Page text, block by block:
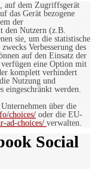
auf dem Zugriffsgerät
das Gerät bezogene
der
den Nutzern (z.B.
sie, um die statistische
Verbesserung des
auf den Einsatz der
eine Option mit
komplett verhindert
Nutzung und
eingeschränkt werden.
über die
choices/ oder die EU-
ad-choices/ verwalten.
Social